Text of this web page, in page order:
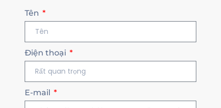
Tên
Điện thoại
E-mail